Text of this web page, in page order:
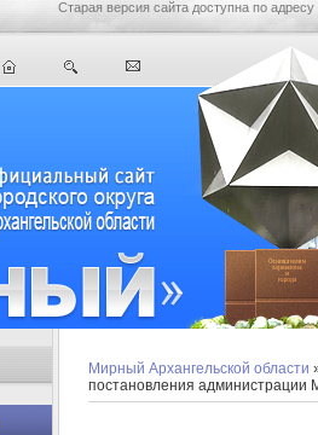
Старая версия сайта доступна по адресу
Мирный Архангельской области
постановления администрации